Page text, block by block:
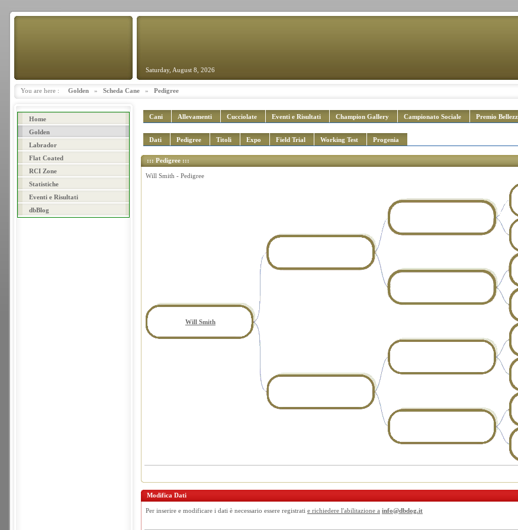
Saturday, August 8, 2026
You are here : Golden » Scheda Cane » Pedigree
Home
Golden
Labrador
Flat Coated
RCI Zone
Statistiche
Eventi e Risultati
dbBlog
Cani Allevamenti Cucciolate Eventi e Risultati Champion Gallery Campionato Sociale Premio
Dati Pedigree Titoli Expo Field Trial Working Test Progenia
::: Pedigree :::
Will Smith - Pedigree
Will Smith
Modifica Dati
Per inserire e modificare i dati è necessario essere registrati e richiedere l'abilitazione a info@dbdog.it